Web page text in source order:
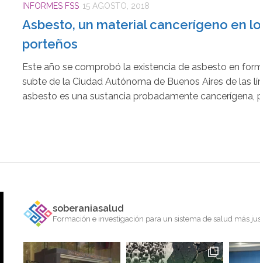
INFORMES FSS 15 AGOSTO, 2018
Asbesto, un material cancerígeno en
porteños
Este año se comprobó la existencia de asbesto en
subte de la Ciudad Autónoma de Buenos Aires de las
asbesto es una sustancia probadamente cancerígena,
soberaniasalud
Formación e investigación para un sistema de salud más